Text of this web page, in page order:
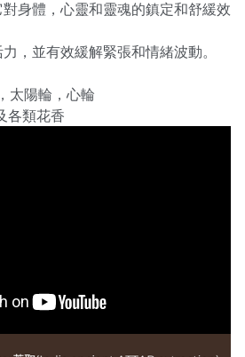
身體，心靈和靈魂的鎮定和舒緩效
，並有效緩解緊張和情緒波動。
太陽輪，心輪
各類花香